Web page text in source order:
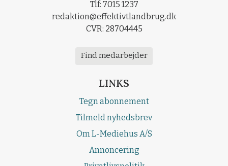
Tlf: 7015 1237
redaktion@effektivtlandbrug.dk
CVR: 28704445
Find medarbejder
LINKS
Tegn abonnement
Tilmeld nyhedsbrev
Om L-Mediehus A/S
Annoncering